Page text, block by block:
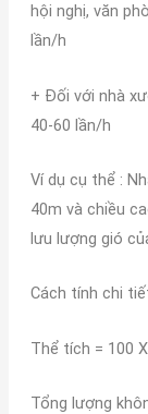
hội nghị, văn
lần/h
+ Đối với nhà
40-60 lần/h
Ví dụ cụ thể :
40m và chiều
lưu lượng gió
Cách tính chi
Thể tích = 100
Tổng lượng